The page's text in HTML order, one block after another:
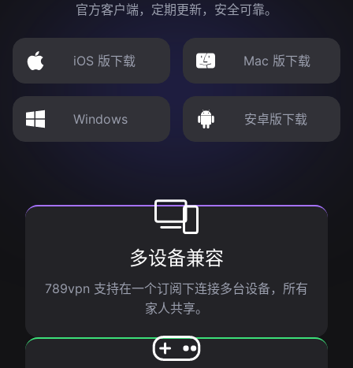
官方客户端，定期更新，安全可靠。
iOS 版下载 Mac 版下载
Windows 安卓版下载
多设备兼容
789vpn 支持在一个订阅下连接多台设备，所有
家人共享。